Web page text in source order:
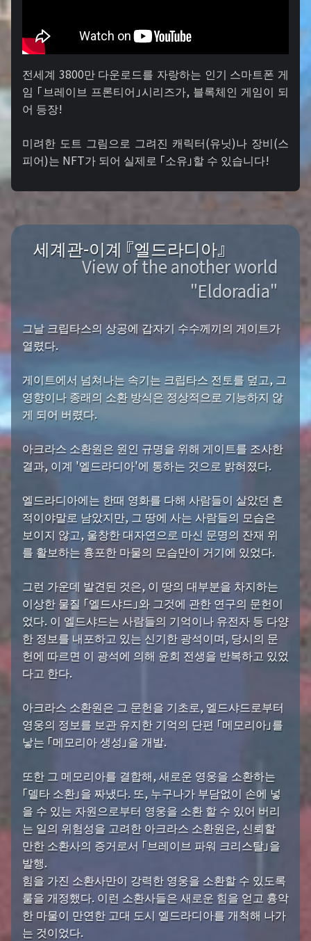
전세계 3800만 다운로드를 자랑하는 인기 스마트폰 게
임 「브레이브 프론티어」시리즈가, 블록체인 게임이 되
어 등장!
미려한 도트 그림으로 그려진 캐릭터(유닛)나 장비(스
피어)는 NFT가 되어 실제로 「소유」할 수 있습니다!
세계관-이계 『엘드라디아』
View of the another world
"Eldoradia"
그날 크립타스의 상공에 갑자기 수수께끼의 게이트가
열렸다.
게이트에서 넘쳐나는 속기는 크립타스 전토를 덮고, 그
영향이나 종래의 소환 방식은 정상적으로 기능하지 않
게 되어 버렸다.
아크라스 소환원은 원인 규명을 위해 게이트를 조사한
결과, 이계 '엘드라디아'에 통하는 것으로 밝혀졌다.
엘드라디아에는 한때 영화를 다해 사람들이 살았던 흔
적이야말로 남았지만, 그 땅에 사는 사람들의 모습은
보이지 않고, 울창한 대자연으로 마신 문명의 잔재 위
를 활보하는 흉포한 마물의 모습만이 거기에 있었다.
그런 가운데 발견된 것은, 이 땅의 대부분을 차지하는
이상한 물질 「엘드샤드」와 그것에 관한 연구의 문헌이
었다. 이 엘드샤드는 사람들의 기억이나 유전자 등 다양
한 정보를 내포하고 있는 신기한 광석이며, 당시의 문
헌에 따르면 이 광석에 의해 윤회 전생을 반복하고 있었
다고 한다.
아크라스 소환원은 그 문헌을 기초로, 엘드샤드로부터
영웅의 정보를 보관 유지한 기억의 단편 「메모리아」를
낳는 「메모리아 생성」을 개발.
또한 그 메모리아를 결합해, 새로운 영웅을 소환하는
「델타 소환」을 짜냈다. 또, 누구나가 부담없이 손에 넣
을 수 있는 자원으로부터 영웅을 소환 할 수 있어 버리
는 일의 위험성을 고려한 아크라스 소환원은, 신뢰할
만한 소환사의 증거로서 「브레이브 파워 크리스탈」을
발행.
힘을 가진 소환사만이 강력한 영웅을 소환할 수 있도록
룰을 개정했다. 이런 소환사들은 새로운 힘을 얻고 흉악
한 마물이 만연한 고대 도시 엘드라디아를 개척해 나가
는 것이었다.